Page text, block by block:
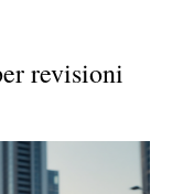
revisioni